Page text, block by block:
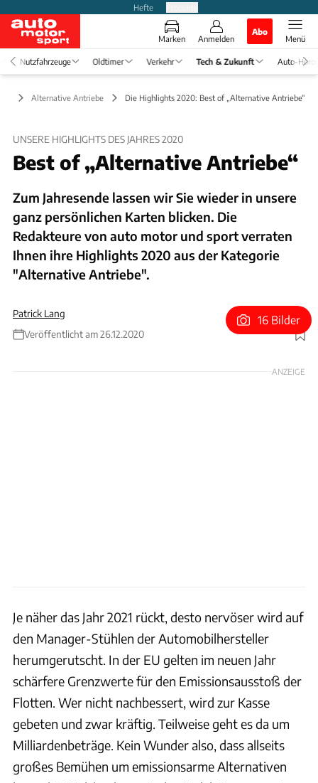
Hefte
Marken Anmelden
Abo
Menü
Nutzfahrzeuge Oldtimer Verkehr Tech & Zukunft Auto-
Alternative Antriebe Die Highlights 2020: Best of „Alternative Antriebe“
UNSERE HIGHLIGHTS DES JAHRES 2020
Best of „Alternative Antriebe“
Zum Jahresende lassen wir Sie wieder in unsere
ganz persönlichen Karten blicken. Die
Redakteure von auto motor und sport verraten
Ihnen ihre Highlights 2020 aus der Kategorie
"Alternative Antriebe".
Patrick Lang
Veröffentlicht am 26.12.2020
Foto: Hersteller / Patrick Lang
16 Bilder
ANZEIGE
Je näher das Jahr 2021 rückt, desto nervöser wird auf
den Manager-Stühlen der Automobilhersteller
herumgerutscht. In der EU gelten im neuen Jahr
schärfere Grenzwerte für den Emissionsausstoß der
Flotten. Wer nicht nachbessert, wird zur Kasse
gebeten und zwar kräftig. Teilweise geht es da um
Milliardenbeträge. Kein Wunder also, dass allseits
großes Bemühen um emissionsarme Alternativen